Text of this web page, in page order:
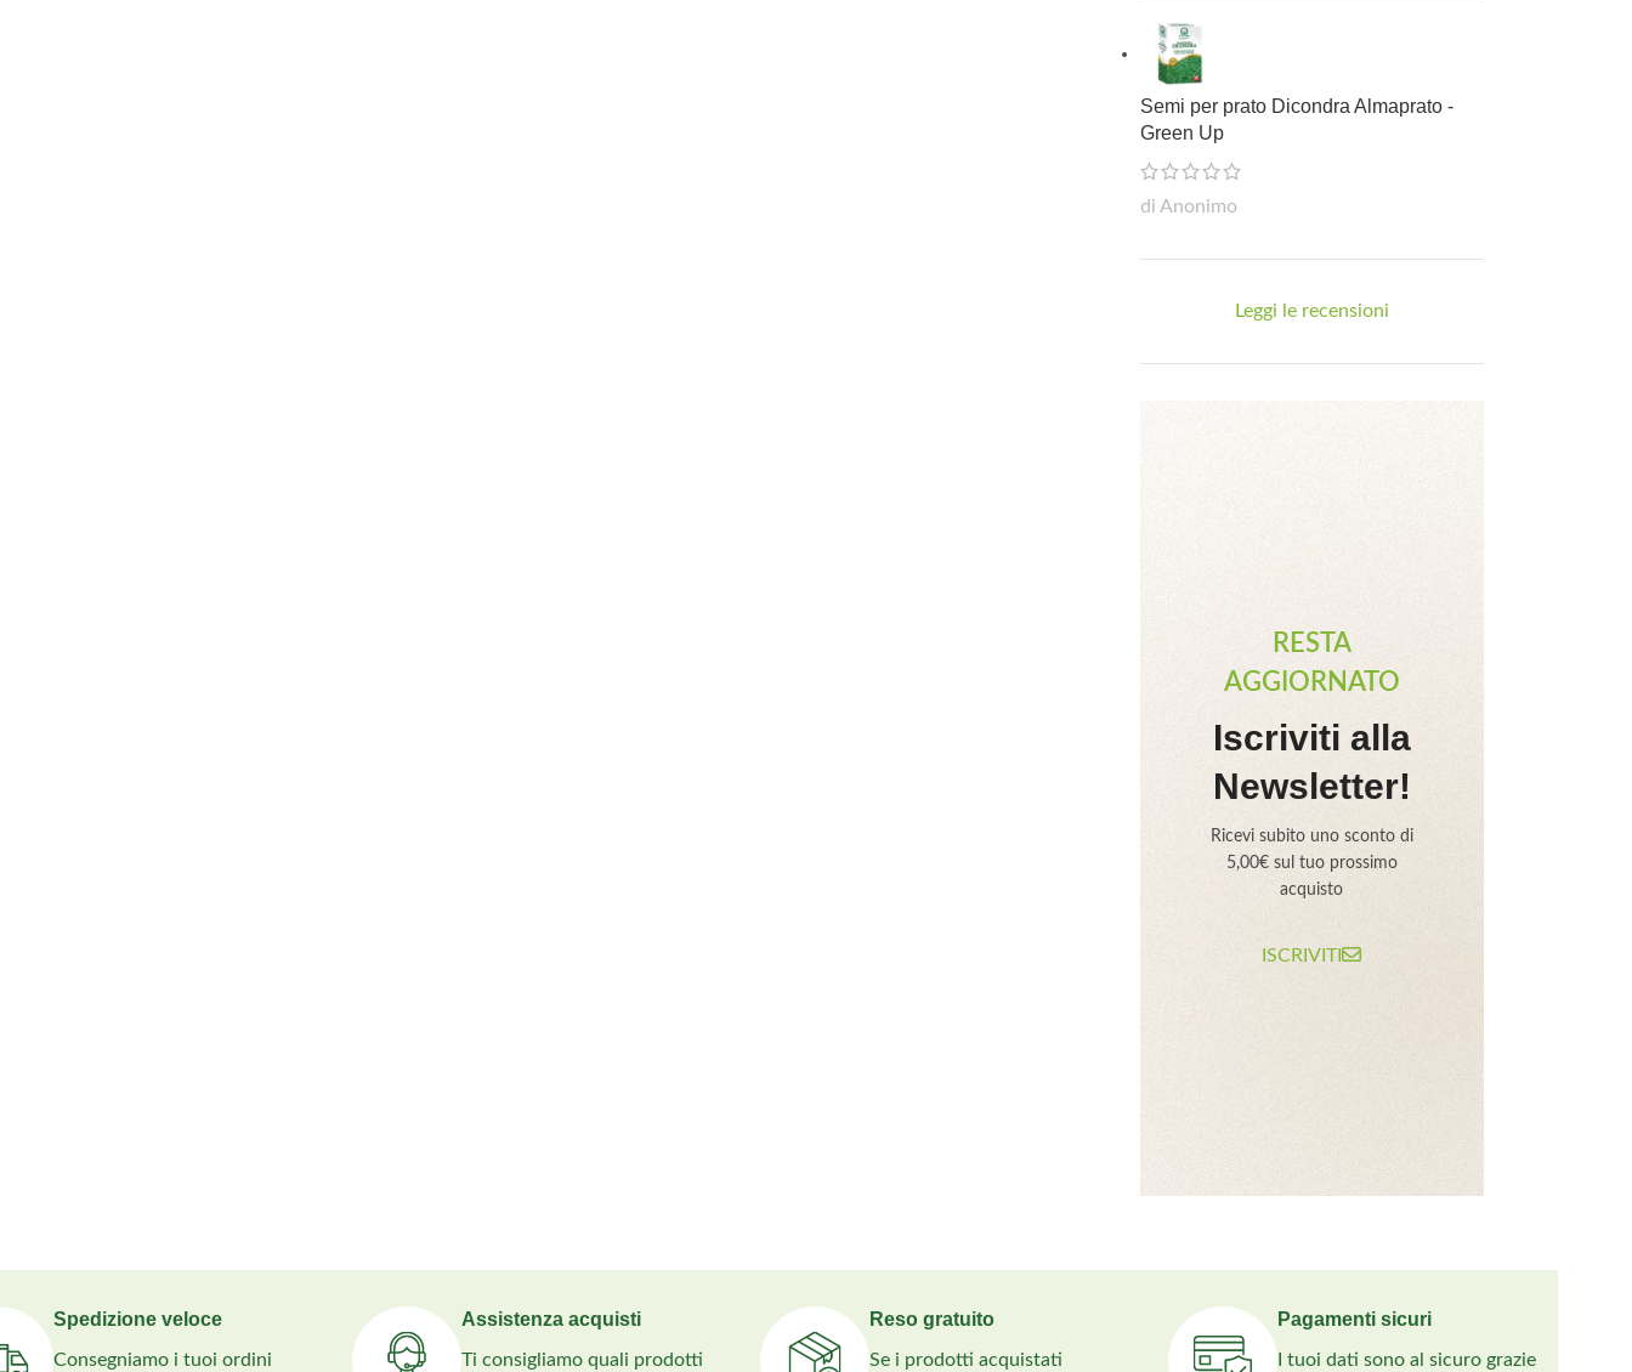
Semi per prato Dicondra Almaprato -
Green Up
di Anonimo
Leggi le recensioni
RESTA
AGGIORNATO
Iscriviti alla
Newsletter!
Ricevi subito uno sconto di
5,00€ sul tuo prossimo
acquisto
ISCRIVITI
Spedizione veloce
Consegniamo i tuoi ordini
Assistenza acquisti
Ti consigliamo quali prodotti
Reso gratuito
Se i prodotti acquistati
Pagamenti sicuri
I tuoi dati sono al sicuro grazie